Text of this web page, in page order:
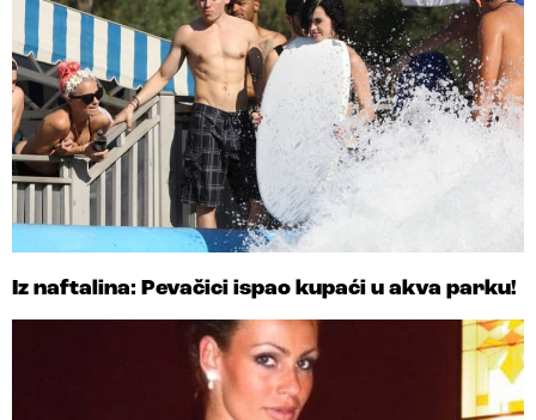
Iz naftalina: Pevačici ispao kupaći u akva parku!